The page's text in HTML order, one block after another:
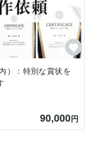
、要望され
、デザイン
等）が大幅
。
なのが、依頼
ておりま
計、付随す
）：特別な賞状を
90,000円